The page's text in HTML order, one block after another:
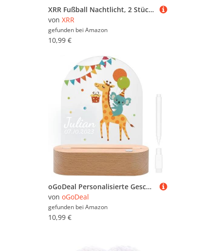
XRR Fußball Nachtlicht, 2 Stück Fußball 3D Illusion Lampe für Kinder Nachtlicht Kinder mit 16 Farben Ändern und Fernbedienung, Schreibtischlampen Geschenke für Mädchen Jungen
von XRR
gefunden bei Amazon
10,99 €
oGoDeal Personalisierte Geschenke Nachtlicht Kinder, Individuelle Weihnachtsgeschenke Babylicht Taufgeschenke Jungen Neugeborenen Geschenk, Geschenke zur Baby Junge Mädchen
von oGoDeal
gefunden bei Amazon
10,99 €